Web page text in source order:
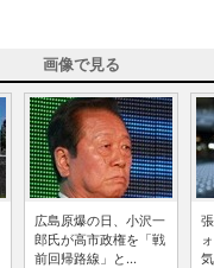
画像で見る
広島原爆の日、小沢一
郎氏が高市政権を「戦
前回帰路線」と...